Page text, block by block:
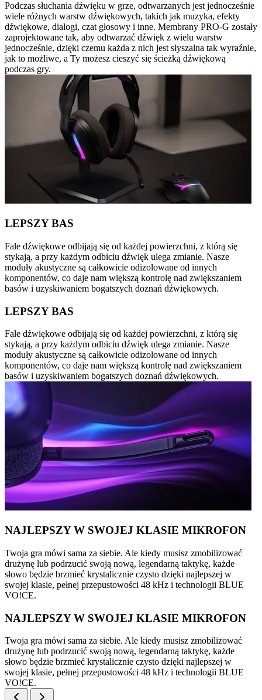
Podczas słuchania dźwięku w grze, odtwarzanych jest jednocześnie
wiele różnych warstw dźwiękowych, takich jak muzyka, efekty
dźwiękowe, dialogi, czat głosowy i inne. Membrany PRO-G zostały
zaprojektowane tak, aby odtwarzać dźwięk z wielu warstw
jednocześnie, dzięki czemu każda z nich jest słyszalna tak wyraźnie,
jak to możliwe, a Ty możesz cieszyć się ścieżką dźwiękową
podczas gry.
LEPSZY BAS
Fale dźwiękowe odbijają się od każdej powierzchni, z którą się
stykają, a przy każdym odbiciu dźwięk ulega zmianie. Nasze
moduły akustyczne są całkowicie odizolowane od innych
komponentów, co daje nam większą kontrolę nad zwiększaniem
basów i uzyskiwaniem bogatszych doznań dźwiękowych.
LEPSZY BAS
Fale dźwiękowe odbijają się od każdej powierzchni, z którą się
stykają, a przy każdym odbiciu dźwięk ulega zmianie. Nasze
moduły akustyczne są całkowicie odizolowane od innych
komponentów, co daje nam większą kontrolę nad zwiększaniem
basów i uzyskiwaniem bogatszych doznań dźwiękowych.
NAJLEPSZY W SWOJEJ KLASIE MIKROFON
Twoja gra mówi sama za siebie. Ale kiedy musisz zmobilizować
drużynę lub podrzucić swoją nową, legendarną taktykę, każde
słowo będzie brzmieć krystalicznie czysto dzięki najlepszej w
swojej klasie, pełnej przepustowości 48 kHz i technologii BLUE
VO!CE.
NAJLEPSZY W SWOJEJ KLASIE MIKROFON
Twoja gra mówi sama za siebie. Ale kiedy musisz zmobilizować
drużynę lub podrzucić swoją nową, legendarną taktykę, każde
słowo będzie brzmieć krystalicznie czysto dzięki najlepszej w
swojej klasie, pełnej przepustowości 48 kHz i technologii BLUE
VO!CE.